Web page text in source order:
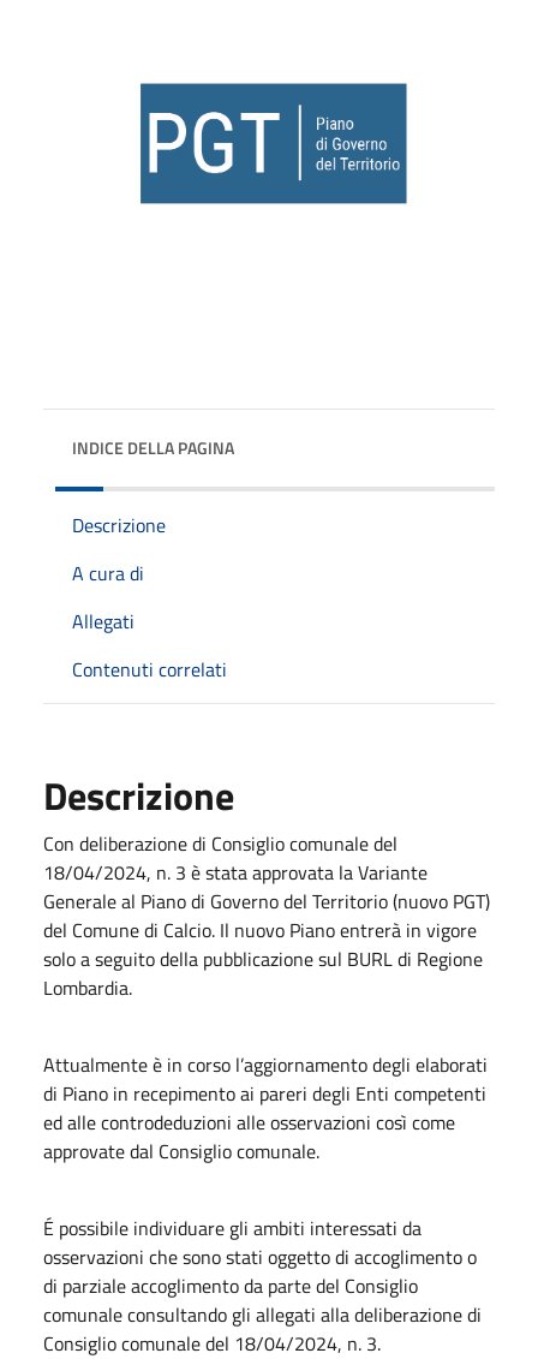
INDICE DELLA PAGINA
Descrizione
A cura di
Allegati
Contenuti correlati
Descrizione
Con deliberazione di Consiglio comunale del
18/04/2024, n. 3 è stata approvata la Variante
Generale al Piano di Governo del Territorio (nuovo PGT)
del Comune di Calcio. Il nuovo Piano entrerà in vigore
solo a seguito della pubblicazione sul BURL di Regione
Lombardia.
Attualmente è in corso l’aggiornamento degli elaborati
di Piano in recepimento ai pareri degli Enti competenti
ed alle controdeduzioni alle osservazioni così come
approvate dal Consiglio comunale.
É possibile individuare gli ambiti interessati da
osservazioni che sono stati oggetto di accoglimento o
di parziale accoglimento da parte del Consiglio
comunale consultando gli allegati alla deliberazione di
Consiglio comunale del 18/04/2024, n. 3.